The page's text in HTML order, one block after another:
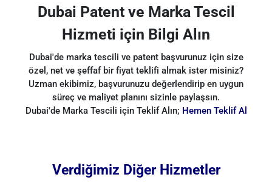
Dubai Patent ve Marka Tescil
Hizmeti için Bilgi Alın
Dubai'de marka tescili ve patent başvurunuz için size
özel, net ve şeffaf bir fiyat teklifi almak ister misiniz?
Uzman ekibimiz, başvurunuzu değerlendirip en uygun
süreç ve maliyet planını sizinle paylaşsın.
Dubai'de Marka Tescili için Teklif Alın; Hemen Teklif Al
Verdiğimiz Diğer Hizmetler